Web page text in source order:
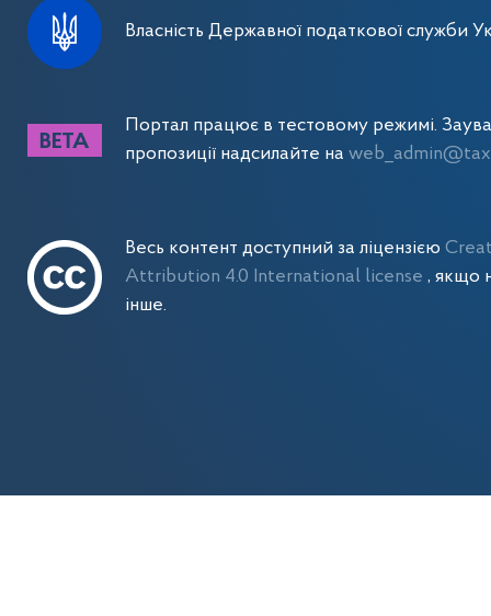
Власність Державної податкової служби
Портал працює в тестовому режимі.
пропозиції надсилайте на
Весь контент доступний за ліцензією
Attribution 4.0 International license, якщо
інше.